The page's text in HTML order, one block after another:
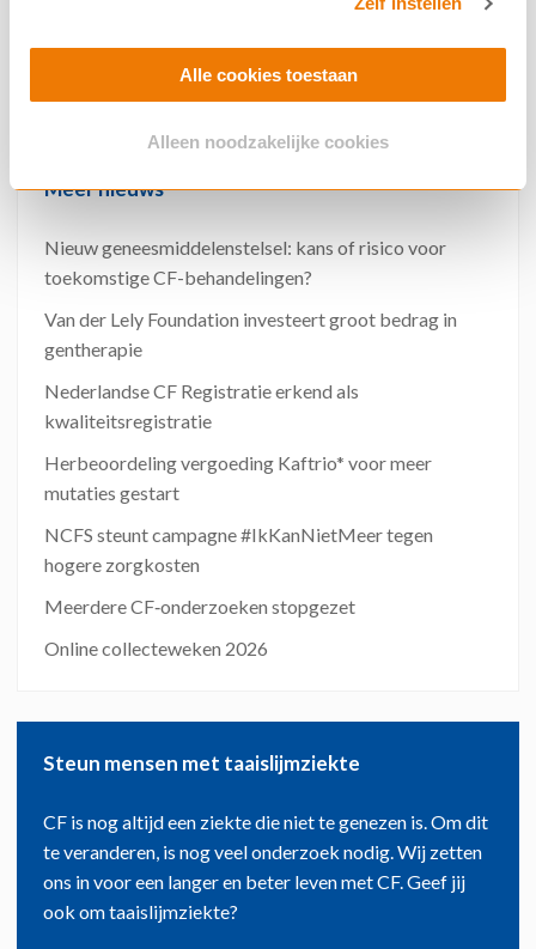
Alle cookies toestaan
Alleen noodzakelijke cookies
Bekijk alle nieuwsberichten »
Meer nieuws
Nieuw geneesmiddelenstelsel: kans of risico voor
toekomstige CF-behandelingen?
Van der Lely Foundation investeert groot bedrag in
gentherapie
Nederlandse CF Registratie erkend als
kwaliteitsregistratie
Herbeoordeling vergoeding Kaftrio* voor meer
mutaties gestart
NCFS steunt campagne #IkKanNietMeer tegen
hogere zorgkosten
Meerdere CF‑onderzoeken stopgezet
Online collecteweken 2026
Steun mensen met taaislijmziekte
CF is nog altijd een ziekte die niet te genezen is. Om dit
te veranderen, is nog veel onderzoek nodig. Wij zetten
ons in voor een langer en beter leven met CF. Geef jij
ook om taaislijmziekte?